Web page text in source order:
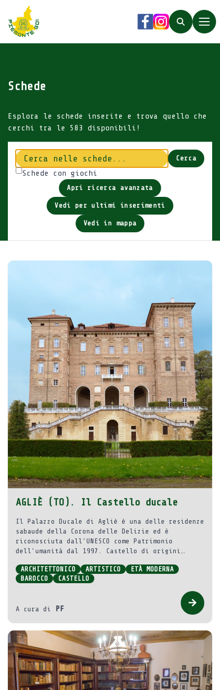
Piemonte Go!
Facebook
Instagram
Search
Schede
Esplora le schede inserite e trova quello che
cerchi tra le 583 disponibili!
Cerca Cerca
Schede con giochi
Apri ricerca avanzata
Vedi per ultimi inserimenti
Vedi in mappa
AGLIÈ (TO). Il Castello ducale
Il Palazzo Ducale di Agliè è una delle residenze
sabaude della Corona delle Delizie ed è
riconosciuta dall’UNESCO come Patrimonio
dell’umanità dal 1997. Castello di origini
fino all’Ottocento. Conserva suggestivi saloni
interni ricchi di arredi e reperti ed uno
ARCHITETTONICO ARTISTICO
ETÀ MODERNA
BAROCCO
CASTELLO
A cura di PF